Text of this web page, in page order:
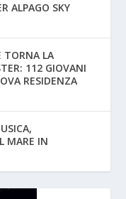
ALPAGO SKY
TORNA LA
112 GIOVANI
RESIDENZA
MARE IN